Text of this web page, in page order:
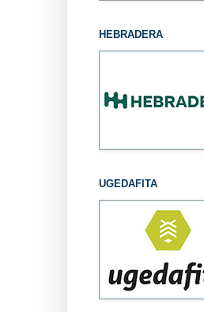
HEBRADERA
UGEDAFITA